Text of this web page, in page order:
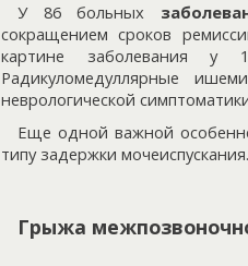
У 86 больных
сокращением сроков
картине заболевания у
Радикуломедуллярные
неврологической
Еще одной важной
типу задержки
Грыжа